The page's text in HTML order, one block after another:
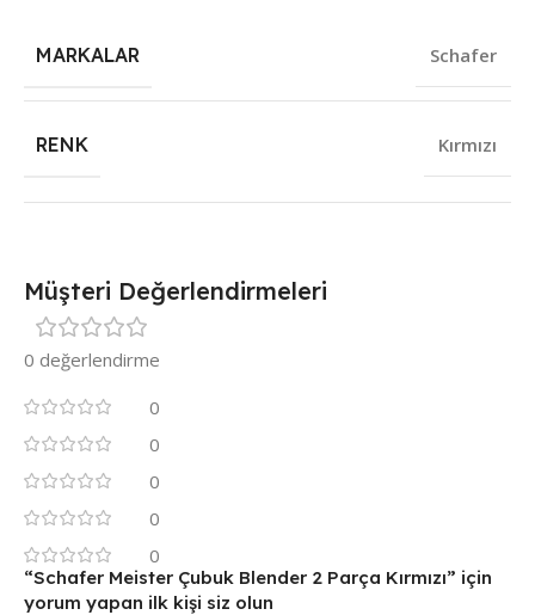
MARKALAR Schafer
RENK Kırmızı
Müşteri Değerlendirmeleri
0 değerlendirme
0
0
0
0
0
“Schafer Meister Çubuk Blender 2 Parça Kırmızı” için
yorum yapan ilk kişi siz olun